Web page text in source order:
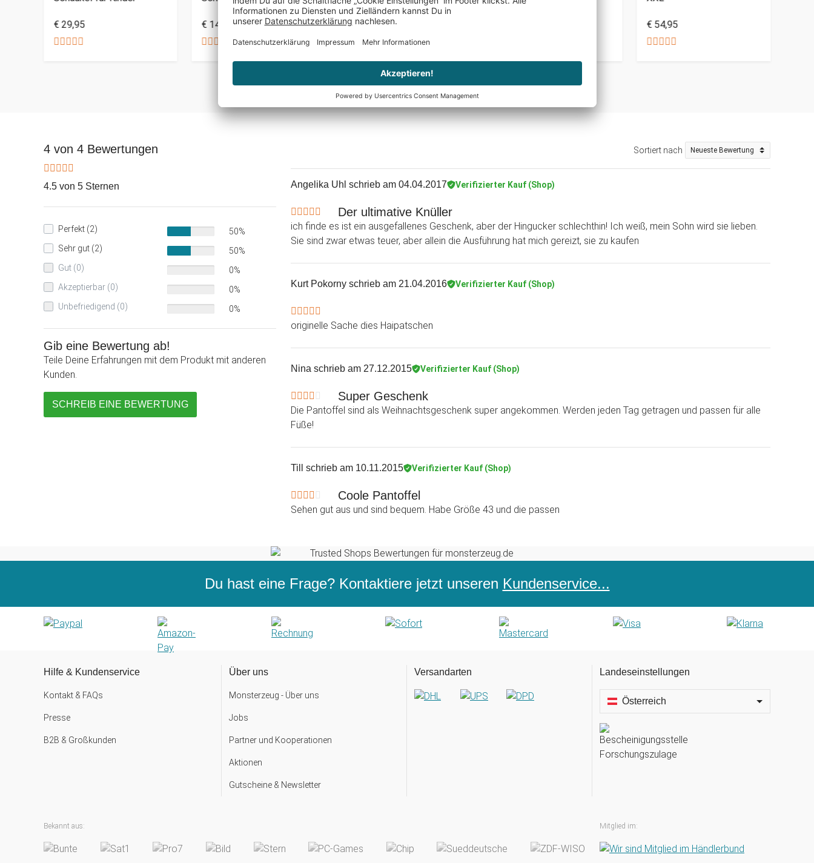
€ 29,95 € 14,95
Kunstschnee
€ 14,95
€ 54,95
4 von 4 Bewertungen
4.5 von 5 Sternen
Perfekt (2)
50%
Sehr gut (2)
50%
Gut (0)
0%
Akzeptierbar (0)
0%
Unbefriedigend (0)
0%
Gib eine Bewertung ab!
Teile Deine Erfahrungen mit dem Produkt mit anderen
Kunden.
SCHREIB EINE BEWERTUNG
Sortiert nach
Angelika Uhl schrieb am 04.04.2017 Verifizierter Kauf (Shop)
Der ultimative Knüller
ich finde es ist ein ausgefallenes Geschenk, aber der Hingucker schlechthin! Ich weiß, mein Sohn wird sie lieben.
Sie sind zwar etwas teuer, aber allein die Ausführung hat mich gereizt, sie zu kaufen
Kurt Pokorny schrieb am 21.04.2016 Verifizierter Kauf (Shop)
originelle Sache dies Haipatschen
Nina schrieb am 27.12.2015 Verifizierter Kauf (Shop)
Super Geschenk
Die Pantoffel sind als Weihnachtsgeschenk super angekommen. Werden jeden Tag getragen und passen für alle
Füße!
Till schrieb am 10.11.2015 Verifizierter Kauf (Shop)
Coole Pantoffel
Sehen gut aus und sind bequem. Habe Größe 43 und die passen
Du hast eine Frage? Kontaktiere jetzt unseren Kundenservice...
Hilfe & Kundenservice
Kontakt & FAQs
Presse
B2B & Großkunden
Über uns
Monsterzeug - Über uns
Jobs
Partner und Kooperationen
Aktionen
Gutscheine & Newsletter
Versandarten Landeseinstellungen
Österreich
Bekannt aus: Mitglied im: